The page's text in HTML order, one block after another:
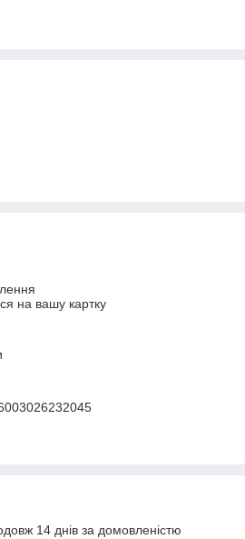
на вашу картку
14 днів за домовленістю